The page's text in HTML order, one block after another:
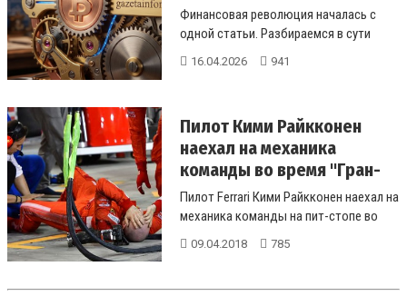
Финансовая революция началась с
одной статьи. Разбираемся в сути
изобретения биткоина, технологии бл...
16.04.2026 941
Пилот Кими Райкконен
наехал на механика
команды во время "Гран-
пр...
Пилот Ferrari Кими Райкконен наехал на
механика команды на пит-стопе во
время "Гран-при Бахрейн...
09.04.2018 785